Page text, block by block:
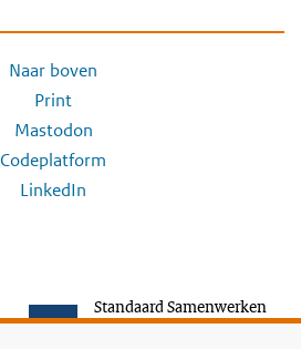
Naar boven
Print
Mastodon
Codeplatform
LinkedIn
Standaard Samenwerken